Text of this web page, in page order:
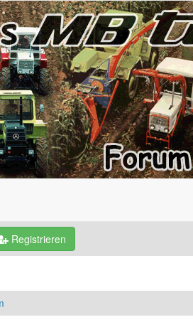
Registrieren